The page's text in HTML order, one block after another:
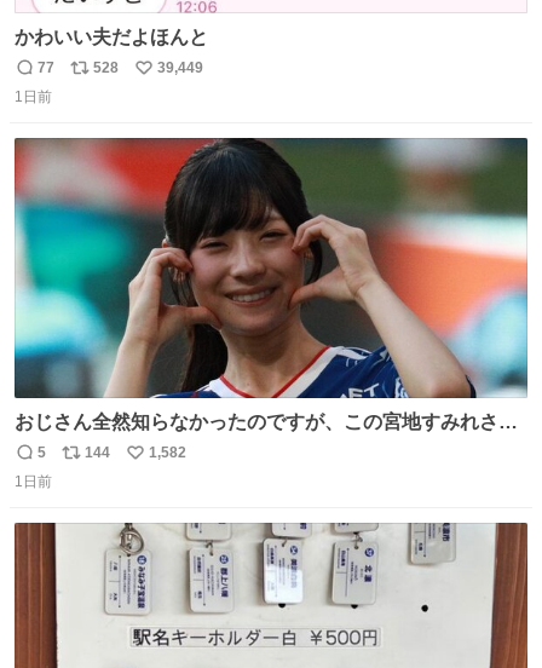
かわいい夫だよほんと
返
信
77
リ
ト
528
い
数
39,449
1日前
おじさん全然知らなかったのですが、この宮地すみれさん
（日向坂46）はマリサポだったのですね。 カメラ目線でに
っこりしていただいたので撮影したものの、全然誰だか知
返
信
5
リ
144
い
数
1,582
1日前